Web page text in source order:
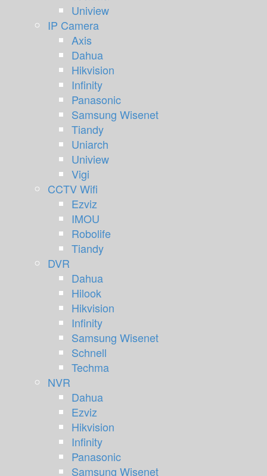
Uniview
IP Camera
Axis
Dahua
Hikvision
Infinity
Panasonic
Samsung Wisenet
Tiandy
Uniarch
Uniview
Vigi
CCTV Wifi
Ezviz
IMOU
Robolife
Tiandy
DVR
Dahua
Hilook
Hikvision
Infinity
Samsung Wisenet
Schnell
Techma
NVR
Dahua
Ezviz
Hikvision
Infinity
Panasonic
Samsung Wisenet